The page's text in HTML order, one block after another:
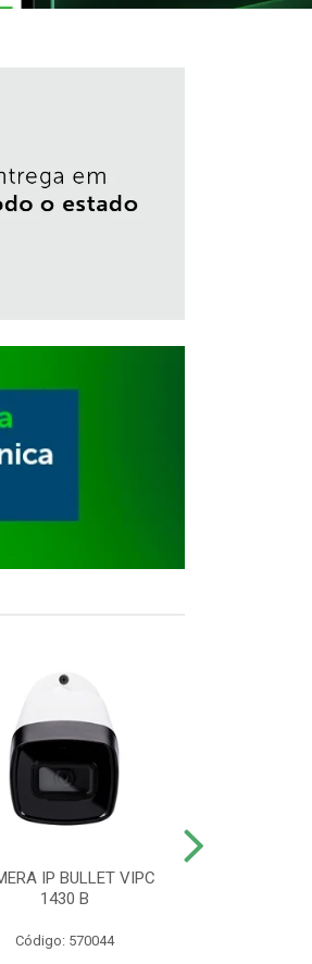
IP BULLET VIPC
1430 B
Código: 570044